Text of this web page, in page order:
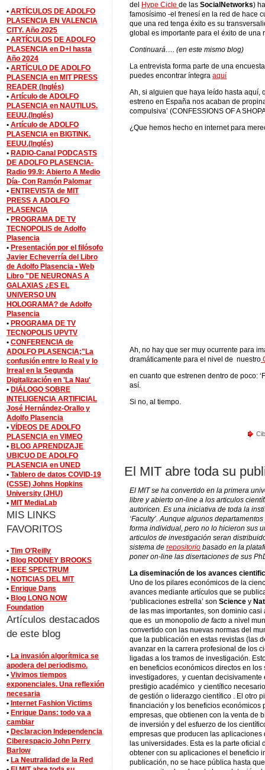
del
Hype Cicle de las SocialNetworks)
famosísimo -el frenesí en la red de hace
que una red tenga éxito es su
global es importante para el éxito de una
Continuará…. (en este mismo blog)
La entrevista forma parte de una
puedes encontrar íntegra aquí
Ah, si alguien que haya leído hasta aquí,
estreno en España nos acaban de
compulsiva’ (CONFESSIONS OF A
¿Que hemos hecho en internet para
Ah, no hay que ser muy ocurrente para
dramáticamente para el nivel de nuestro
en cuanto que estrenen dentro de poco:
así.
Si no, al tiempo.
El MIT abre toda su
El MIT se ha convertido en la primera
libre y abierto on-line a los articulos
autoricen. Es una iniciativa de toda la
‘Faculty’. Aunque algunos
forma individual, pero no lo hicieron sus
articulos de investigación seran
sistema de repositorio basado en la
poner on-line las disertaciones de sus
La diseminación de los avances
Uno de los pilares económicos de la
avances mediante artículos que se
‘publicaciones estrella’ son Science y
de las mas importantes, son dominio
que es un monopolio de facto a nivel
convertido con las nuevas normas del
que la publicación en estas revistas (las
avanzar en la carrera profesional de los
ligadas a los tramos de investigación.
en beneficios económicos directos en
investigadores, y cuentan
prestigio académico y científico
de gestión o liderazgo científico . El otro
financiación y los beneficios económicos
empresas, que obtienen con la venta de
de inversión y del esfuerzo de los
empresas que producen las
las universidades. Esta es la parte
obtener con su aplicaciones el beneficio
publicación, no se hace pública hasta
• ARTÍCULOS DE ADOLFO
PLASENCIA EN VALENCIA
CITY. Año 2025
• ARTÍCULOS DE ADOLFO
PLASENCIA en D+I hasta
Año 2024
• ARTÍCULO DE ADOLFO
PLASENCIA en MIT PRESS
READER (Inglés)
• Artículo de ADOLFO
PLASENCIA en NAUTILUS.
EEUU.(Inglés)
• Artículo de ADOLFO
PLASENCIA en BIGTINK.
EEUU.(Inglés)
• RADIO-Canal PODCASTS
DE ADOLFO PLASENCIA-
Radio 99.9: Abierto A Medio
Día- Con Ramón Palomar
• ENTREVISTA de MIT
PRESS A ADOLFO
PLASENCIA
• PROGRAMA DE TV
TECNOPOLIS de Adolfo
Plasencia
• Presentación por el filósofo
Javier Echeverría del Libro
de Adolfo Plasencia • Web
Libro "DE NEURONAS A
GALAXIAS ¿ES EL
UNIVERSO UN
HOLOGRAMA? de Adolfo
Plasencia
• PROGRAMA DE TV
TECNOPOLIS UPVTV
• CONFERENCIA de
ADOLFO PLASENCIA;"La
confusión entre lo Real y lo
Irreal en la Segunda
Digitalización en 'La Nau'
• DIÁLOGO SOBRE
INTELIGENCIA ARTIFICIAL
José Hernández-Orallo y
Adolfo Plasencia
• VÍDEOS DE ADOLFO
PLASENCIA en VIMEO
• BLOG APRENDIZAJE
UBICUO DE ADOLFO
PLASENCIA en UNED
• Tablero de datos COVID-19
(CSSE) Johns Hopkins
University (JHU)
• MIT MediaLab
MIS LINKS
FAVORITOS
• Tim O'Reilly
• Blog RODNEY BROOKS
• IEEE SPECTRUM
• NOTICIAS DEL MIT
• Enrique Dans
• Blog LONG NOW
Foundation
Artículos destacados
de este blog
• La invasión algorítmica se
apodera del periodismo.
• Vivimos tiempos
exponenciales. Una reflexión
necesaria
• Internet Fashion Victims
• Enrique Dans: todo va a
cambiar
• Declaracion Independencia
Ciberespacio John Perry
Barlow
• La Neutralidad de la Red